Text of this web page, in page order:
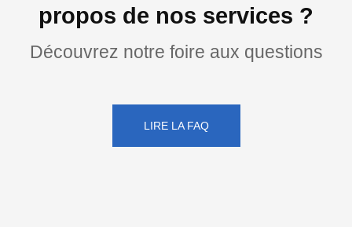
propos de nos services ?
Découvrez notre foire aux questions
LIRE LA FAQ